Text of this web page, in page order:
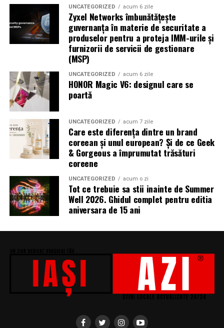
Mai multe detalii, imagini de la filmări, fragmente din
film, declarații din partea actorilor și informații despre
concursuri sunt disponibile pe paginile social media ale
Facebook,Instagram,TikTok .
Adrian Pădurețu semnează imaginea filmului. De sunet
s-a ocupat Bogdan Ivanovici, de scenografie Anca
Miron, iar de costume Francisca Vass.
„În Pielea Mea”este un film produs de: CB MOTION
PICTURES.
Producător asociat: MAGNETIC MEDIA PRODUCTIONS
Producător: Claudiu Boboc
Producător executiv: Adela Mara
Manager producție: Iulia Cezara Roșu
Realizat cu sprijinul:
Co-finanțatori:C&C HOUSE RESIDENCE, S&I BEST
CORPORATION WEB DESIGN, CLIMA FREON
: CLINICA RMN TINERETULUI; CLINICA
UNCATEGORIZED acum 6 zile
Zyxel Networks îmbunătățește
guvernanța în materie de securitate a
produselor pentru a proteja IMM-urile și
furnizorii de servicii de gestionare
(MSP)
UNCATEGORIZED acum 6 zile
HONOR Magic V6: designul care se
poartă
UNCATEGORIZED acum 7 zile
Care este diferența dintre un brand
coreean și unul european? Și de ce Geek
& Gorgeous a împrumutat trăsături
coreene
UNCATEGORIZED acum o zi
Tot ce trebuie sa stii inainte de Summer
Well 2026. Ghidul complet pentru editia
aniversara de 15 ani